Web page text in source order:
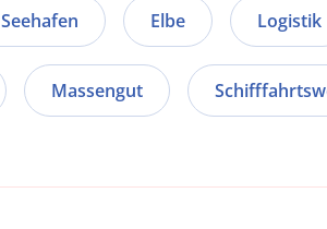
Seehafen Elbe Logistik
Massengut